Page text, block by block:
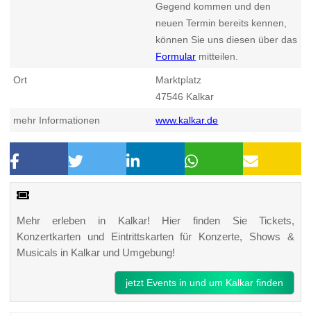
Gegend kommen und den
neuen Termin bereits kennen,
können Sie uns diesen über das
Formular mitteilen.
Ort
Marktplatz
47546 Kalkar
mehr Informationen www.kalkar.de
Mehr erleben in Kalkar! Hier finden Sie Tickets,
Konzertkarten und Eintrittskarten für Konzerte, Shows &
Musicals in Kalkar und Umgebung!
jetzt Events in und um Kalkar finden